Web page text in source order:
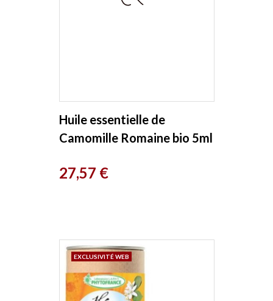
Huile essentielle de
Camomille Romaine bio 5ml
Prix
27,57 €
EXCLUSIVITÉ WEB